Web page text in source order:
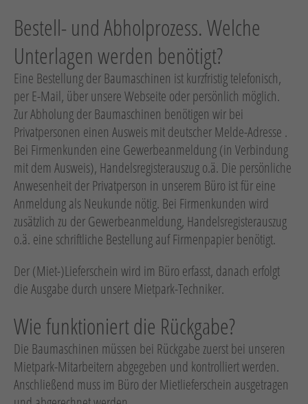
Wassertechnik
Reinigung
Vakuumtechnik
Hebetechnik
Schotter-/Betonbearbeitung
Garten
Messtechnik
Verkehr / Beleuchtung
Sonstiges
Unsere Mietliste
Verkauf
Neumaschinen
Gebrauchtmaschinen
Neuheiten
Bestell- und Abholprozess. Welche
Unterlagen werden benötigt?
Eine Bestellung der Baumaschinen ist kurzfristig telefonisch,
per E-Mail, über unsere Webseite oder persönlich möglich.
Zur Abholung der Baumaschinen benötigen wir bei
Privatpersonen einen Ausweis mit deutscher Melde-Adresse .
Bei Firmenkunden eine Gewerbeanmeldung (in Verbindung
mit dem Ausweis), Handelsregisterauszug o.ä. Die persönliche
Anwesenheit der Privatperson in unserem Büro ist für eine
Anmeldung als Neukunde nötig. Bei Firmenkunden wird
zusätzlich zu der Gewerbeanmeldung, Handelsregisterauszug
o.ä. eine schriftliche Bestellung auf Firmenpapier benötigt.
Der (Miet-)Lieferschein wird im Büro erfasst, danach erfolgt
die Ausgabe durch unsere Mietpark-Techniker.
Wie funktioniert die Rückgabe?
Die Baumaschinen müssen bei Rückgabe zuerst bei unseren
Mietpark-Mitarbeitern abgegeben und kontrolliert werden.
Anschließend muss im Büro der Mietlieferschein ausgetragen